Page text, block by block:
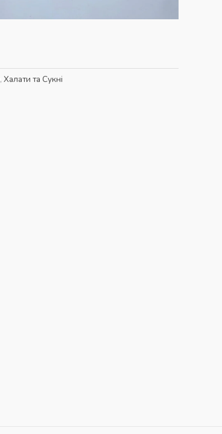
, Халати та Сукні